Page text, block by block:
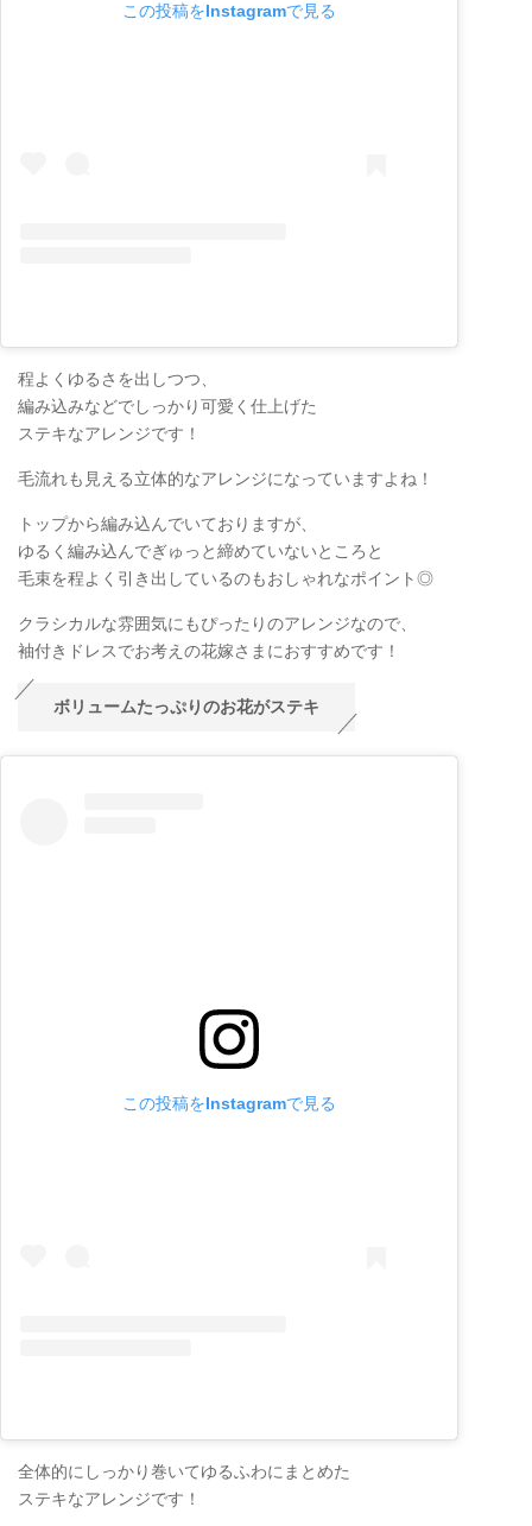
この投稿をInstagramで見る
程よくゆるさを出しつつ、
編み込みなどでしっかり可愛く仕上げた
ステキなアレンジです！
毛流れも見える立体的なアレンジになっていますよね！
トップから編み込んでいておりますが、
ゆるく編み込んでぎゅっと締めていないところと
毛束を程よく引き出しているのもおしゃれなポイント◎
クラシカルな雰囲気にもぴったりのアレンジなので、
袖付きドレスでお考えの花嫁さまにおすすめです！
ボリュームたっぷりのお花がステキ
この投稿をInstagramで見る
全体的にしっかり巻いてゆるふわにまとめた
ステキなアレンジです！